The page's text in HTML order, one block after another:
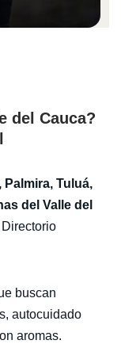
del Cauca?
Tuluá,
del Valle del
buscan
autocuidado
aromas.